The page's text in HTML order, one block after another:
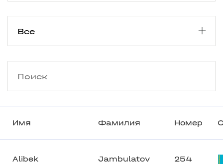
Имя Фамилия Номер
Alibek Jambulatov 254